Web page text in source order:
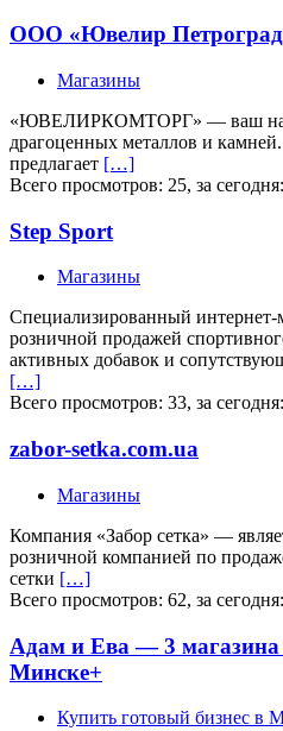
ООО «Ювелир
Магазины
«ЮВЕЛИРКОМТОРГ» — ваш
драгоценных металлов и
предлагает […]
Всего просмотров: 25, за
Step Sport
Магазины
Специализированный интернет-
розничной продажей
активных добавок и
[…]
Всего просмотров: 33, за
zabor-setka.com.ua
Магазины
Компания «Забор сетка» —
розничной компанией по
сетки […]
Всего просмотров: 62, за
Адам и Ева — 3
Минске+
Купить готовый бизнес в